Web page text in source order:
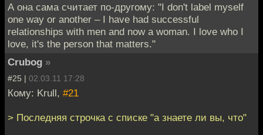
А она сама считает по-другому: "I don't label myself
one way or another – I have had successful
relationships with men and now a woman. I love who I
love, it's the person that matters."
Crubog »
#25 | 02.03.11 17:28
Кому: Krull, #21
> Последняя строчка с списке "а знаете ли вы, что"